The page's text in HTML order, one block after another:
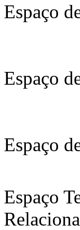
Espaço
Espaço
Espaço
Espaço